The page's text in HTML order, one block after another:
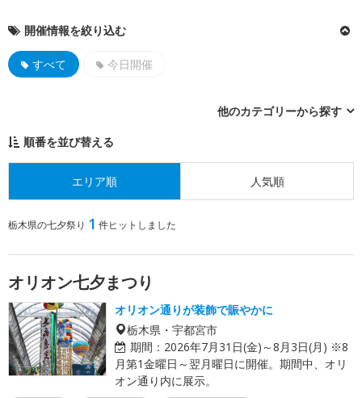
開催情報を絞り込む
すべて 今日開催
他のカテゴリーから探す
順番を並び替える
エリア順 人気順
栃木県の七夕祭り 1 件ヒットしました
オリオン七夕まつり
オリオン通りが装飾で賑やかに
栃木県・宇都宮市
期間： 2026年7月31日(金)～8月3日(月) ※8
月第1金曜日～翌月曜日に開催。期間中、オリ
オン通り内に展示。